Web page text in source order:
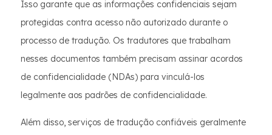
Isso garante que as informações confidenciais sejam
protegidas contra acesso não autorizado durante o
processo de tradução. Os tradutores que trabalham
nesses documentos também precisam assinar acordos
de confidencialidade (NDAs) para vinculá-los
legalmente aos padrões de confidencialidade.
Além disso, serviços de tradução confiáveis geralmente